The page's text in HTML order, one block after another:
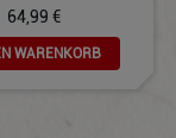
64,99 €
WARENKORB